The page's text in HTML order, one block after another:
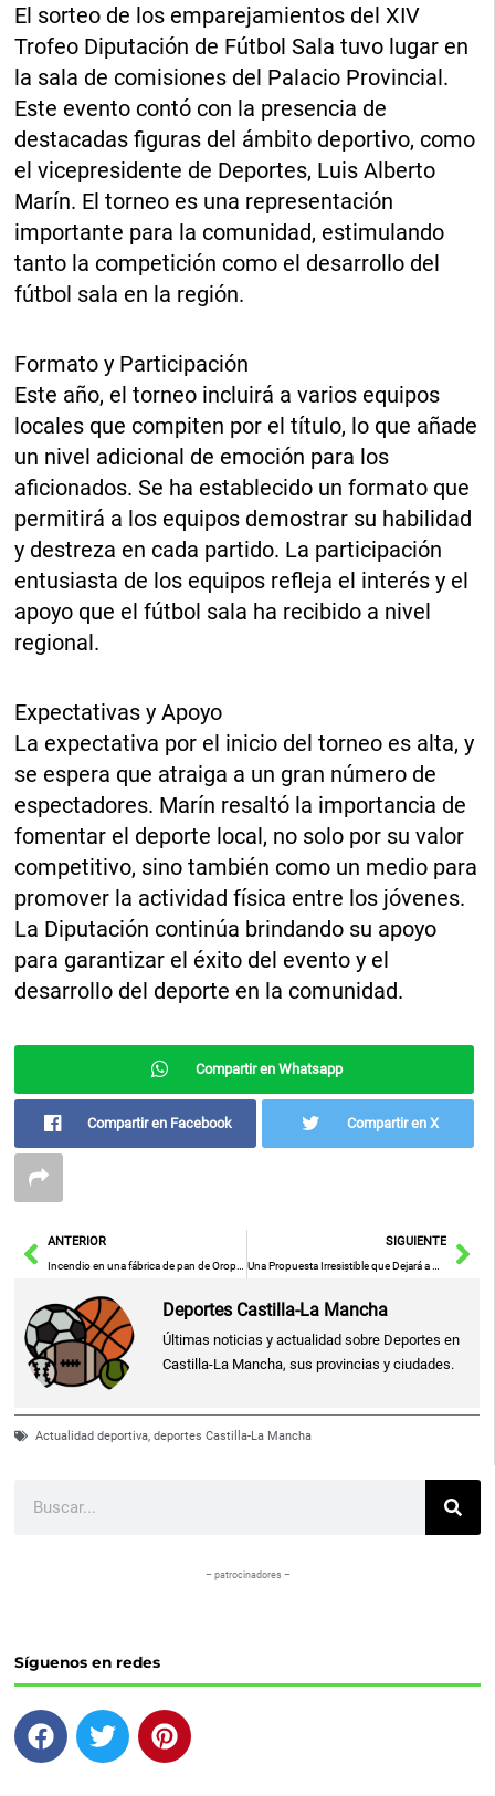
El sorteo de los emparejamientos del XIV
Trofeo Diputación de Fútbol Sala tuvo lugar en
la sala de comisiones del Palacio Provincial.
Este evento contó con la presencia de
destacadas figuras del ámbito deportivo, como
el vicepresidente de Deportes, Luis Alberto
Marín. El torneo es una representación
importante para la comunidad, estimulando
tanto la competición como el desarrollo del
fútbol sala en la región.
Formato y Participación
Este año, el torneo incluirá a varios equipos
locales que compiten por el título, lo que añade
un nivel adicional de emoción para los
aficionados. Se ha establecido un formato que
permitirá a los equipos demostrar su habilidad
y destreza en cada partido. La participación
entusiasta de los equipos refleja el interés y el
apoyo que el fútbol sala ha recibido a nivel
regional.
Expectativas y Apoyo
La expectativa por el inicio del torneo es alta, y
se espera que atraiga a un gran número de
espectadores. Marín resaltó la importancia de
fomentar el deporte local, no solo por su valor
competitivo, sino también como un medio para
promover la actividad física entre los jóvenes.
La Diputación continúa brindando su apoyo
para garantizar el éxito del evento y el
desarrollo del deporte en la comunidad.
Compartir en Whatsapp
Compartir en Facebook Compartir en X
AntANTERIOR
Incendio en una fábrica de pan de Oropesa sin heridos al no estar operativa
SIGUIENTE
Una Propuesta Irresistible que Dejará a Fina sin Aliento
Deportes Castilla-La Mancha
Últimas noticias y actualidad sobre Deportes en
Castilla-La Mancha, sus provincias y ciudades.
Actualidad deportiva,deportes Castilla-La Mancha
– patrocinadores –
Síguenos en redes
F
a
T
w
P
i